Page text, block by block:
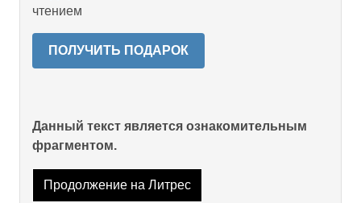
чтением
ПОЛУЧИТЬ ПОДАРОК
Данный текст является ознакомительным
фрагментом.
Продолжение на Литрес